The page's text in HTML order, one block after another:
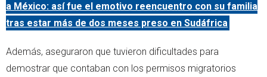
a México: así fue el emotivo reencuentro con su familia
tras estar más de dos meses preso en Sudáfrica
Además, aseguraron que tuvieron dificultades para
demostrar que contaban con los permisos migratorios